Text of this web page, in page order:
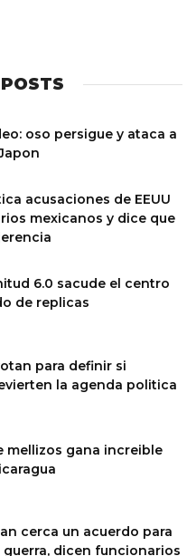
oso persigue y ataca a
acusaciones de EEUU
mexicanos y dice que
6.0 sacude el centro
de replicas
para definir si
la agenda politica
mellizos gana increible
cerca un acuerdo para
guerra, dicen funcionarios